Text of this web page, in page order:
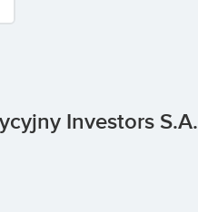
Investors S.A.